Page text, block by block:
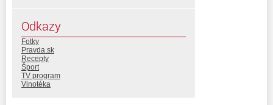
Odkazy
Fotky
Pravda.sk
Recepty
Šport
TV program
Vinotéka